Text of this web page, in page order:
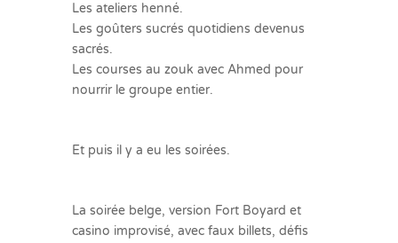
Les ateliers henné.
Les goûters sucrés quotidiens devenus
sacrés.
Les courses au zouk avec Ahmed pour
nourrir le groupe entier.
Et puis il y a eu les soirées.
La soirée belge, version Fort Boyard et
casino improvisé, avec faux billets, défis